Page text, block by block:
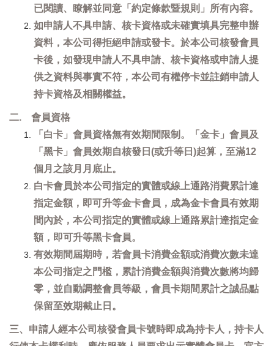
已閱讀、瞭解並同意「約定條款暨規則」所有內容。
如申請人不具申請、核卡資格或未確實填具完整申辦
資料，本公司得拒絕申請或發卡。於本公司核發會員
卡後，如發現申請人不具申請、核卡資格或申請人提
供之資料與事實不符，本公司有權停卡並註銷申請人
持卡資格及相關權益。
二. 會員資格
「白卡」會員資格無有效期間限制。「金卡」會員及
「黑卡」會員效期自核發日(或升等日)起算，至滿12
個月之該月月底止。
白卡會員於本公司指定的實體或線上通路消費累計達
指定金額，即可升等金卡會員，成為金卡會員有效期
間內於，本公司指定的實體或線上通路累計達指定金
額，即可升等黑卡會員。
有效期間屆期時，若會員卡消費金額或消費次數未達
本公司指定之門檻，累計消費金額與消費次數將均歸
零，並自動調整會員等級，會員卡期間累計之誠品點
保留至效期截止日。
三、申請人經本公司核發會員卡號時即成為持卡人，持卡人